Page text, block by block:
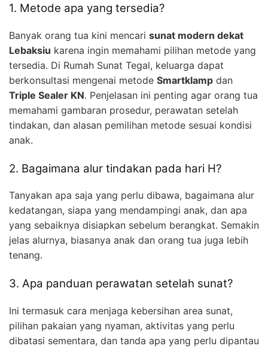
1. Metode apa yang tersedia?
Banyak orang tua kini mencari sunat modern dekat
Lebaksiu karena ingin memahami pilihan metode yang
tersedia. Di Rumah Sunat Tegal, keluarga dapat
berkonsultasi mengenai metode Smartklamp dan
Triple Sealer KN. Penjelasan ini penting agar orang tua
memahami gambaran prosedur, perawatan setelah
tindakan, dan alasan pemilihan metode sesuai kondisi
anak.
2. Bagaimana alur tindakan pada hari H?
Tanyakan apa saja yang perlu dibawa, bagaimana alur
kedatangan, siapa yang mendampingi anak, dan apa
yang sebaiknya disiapkan sebelum berangkat. Semakin
jelas alurnya, biasanya anak dan orang tua juga lebih
tenang.
3. Apa panduan perawatan setelah sunat?
Ini termasuk cara menjaga kebersihan area sunat,
pilihan pakaian yang nyaman, aktivitas yang perlu
dibatasi sementara, dan tanda apa yang perlu dipantau